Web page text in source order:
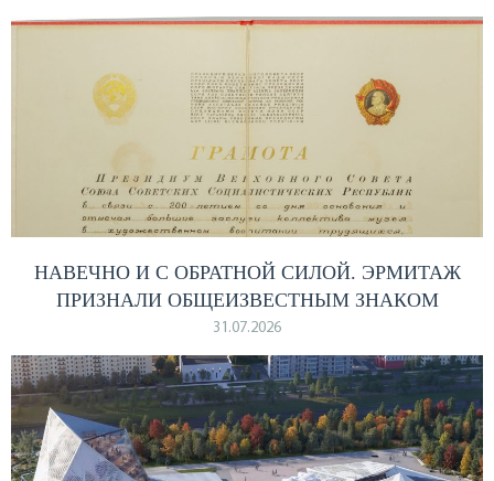
НАВЕЧНО И С ОБРАТНОЙ СИЛОЙ. ЭРМИТАЖ
ПРИЗНАЛИ ОБЩЕИЗВЕСТНЫМ ЗНАКОМ
31.07.2026